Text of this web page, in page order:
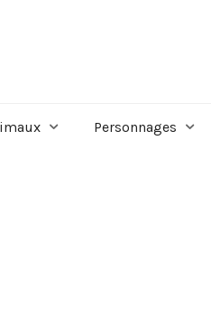
Personnages